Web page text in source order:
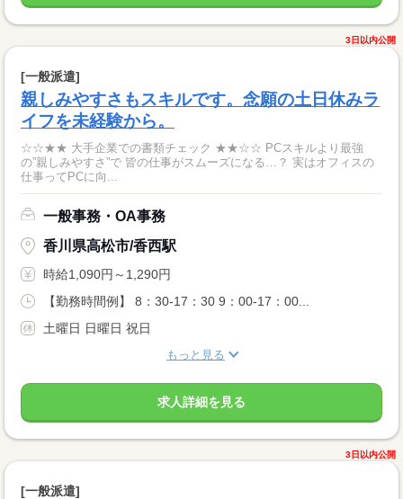
3日以内公開
[一般派遣]
親しみやすさもスキルです。念願の土日休みラ
イフを未経験から。
☆☆★★ 大手企業での書類チェック ★★☆☆ PCスキルより最強
の”親しみやすさ”で 皆の仕事がスムーズになる…？ 実はオフィスの
仕事ってPCに向...
一般事務・OA事務
香川県高松市/香西駅
時給1,090円～1,290円
【勤務時間例】 8：30-17：30 9：00-17：00...
土曜日 日曜日 祝日
もっと見る
求人詳細を見る
3日以内公開
[一般派遣]